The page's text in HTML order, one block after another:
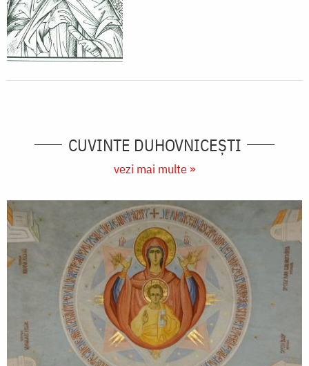
CUVINTE DUHOVNICEȘTI
vezi mai multe »